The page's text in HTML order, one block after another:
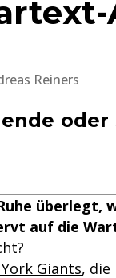
Reiners
auf die
Giants, die